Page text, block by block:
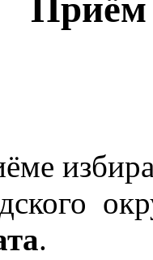
Приём
.